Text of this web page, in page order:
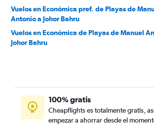
Vuelos en Económica pref. de Playas de
Antonio a Johor Bahru
Vuelos en Económica de Playas de Manuel
Johor Bahru
100% gratis
Cheapflights es totalmente gratis,
empezar a ahorrar desde el